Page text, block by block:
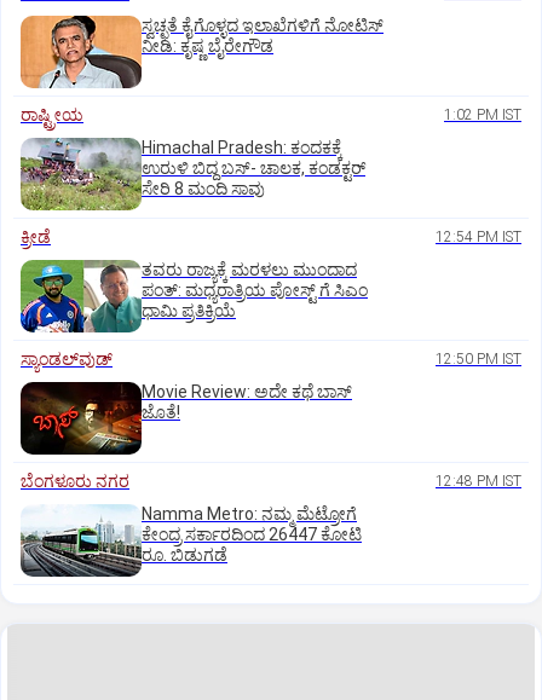
ಸ್ವಚ್ಛತೆ ಕೈಗೊಳ್ಳದ ಇಲಾಖೆಗಳಿಗೆ ನೋಟಿಸ್‌
ನೀಡಿ: ಕೃಷ್ಣ ಬೈರೇಗೌಡ
ರಾಷ್ಟ್ರೀಯ 1:02 PM IST
Himachal Pradesh: ಕಂದಕಕ್ಕೆ
ಉರುಳಿ ಬಿದ್ದ ಬಸ್-‌ ಚಾಲಕ, ಕಂಡಕ್ಟರ್‌
ಸೇರಿ 8 ಮಂದಿ ಸಾವು
ಕ್ರೀಡೆ 12:54 PM IST
ತವರು ರಾಜ್ಯಕ್ಕೆ ಮರಳಲು ಮುಂದಾದ
ಪಂತ್:‌ ಮಧ್ಯರಾತ್ರಿಯ ಪೋಸ್ಟ್‌ ಗೆ ಸಿಎಂ
ಧಾಮಿ ಪ್ರತಿಕ್ರಿಯೆ
ಸ್ಯಾಂಡಲ್‌ವುಡ್‌ 12:50 PM IST
Movie Review: ಅದೇ ಕಥೆ ಬಾಸ್‌
ಜೊತೆ!
ಬೆಂಗಳೂರು ನಗರ 12:48 PM IST
Namma Metro: ನಮ್ಮ ಮೆಟ್ರೋಗೆ
ಕೇಂದ್ರ ಸರ್ಕಾರದಿಂದ 26447 ಕೋಟಿ
ರೂ. ಬಿಡುಗಡೆ